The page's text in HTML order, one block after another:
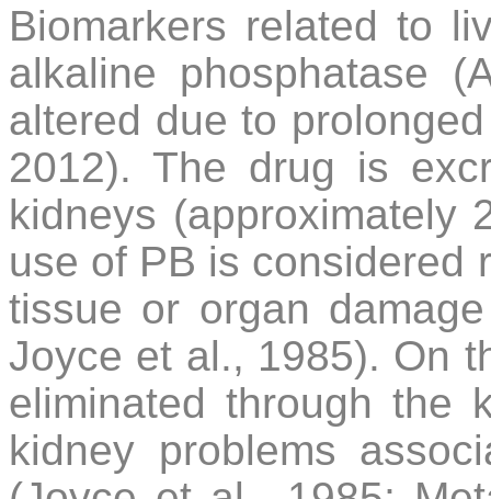
Biomarkers related to
alkaline phosphatase
altered due to
2012). The drug is
kidneys (approximately
use of PB is considered
tissue or organ
Joyce et al., 1985). On
eliminated through the
kidney problems